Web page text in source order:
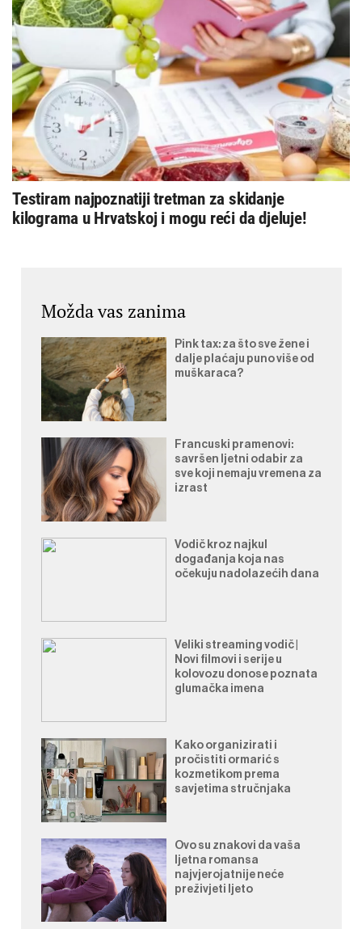
Testiram najpoznatiji tretman za skidanje
kilograma u Hrvatskoj i mogu reći da djeluje!
Možda vas zanima
Pink tax: za što sve žene i
dalje plaćaju puno više od
muškaraca?
Francuski pramenovi:
savršen ljetni odabir za
sve koji nemaju vremena za
izrast
Vodič kroz najkul
događanja koja nas
očekuju nadolazećih dana
Veliki streaming vodič |
Novi filmovi i serije u
kolovozu donose poznata
glumačka imena
Kako organizirati i
pročistiti ormarić s
kozmetikom prema
savjetima stručnjaka
Ovo su znakovi da vaša
ljetna romansa
najvjerojatnije neće
preživjeti ljeto